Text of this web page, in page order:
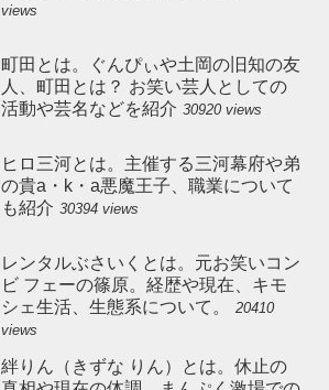
views
町田とは。ぐんぴぃや土岡の旧知の友
人、町田とは？ お笑い芸人としての
活動や芸名などを紹介 30920 views
ヒロ三河とは。主催する三河幕府や弟
の貴a・k・a悪魔王子、職業について
も紹介 30394 views
レンタルぶさいくとは。元お笑いコン
ビ フェーの篠原。経歴や現在、キモ
シェ生活、生態系について。
20410
views
絆りん（きずな りん）とは。休止の